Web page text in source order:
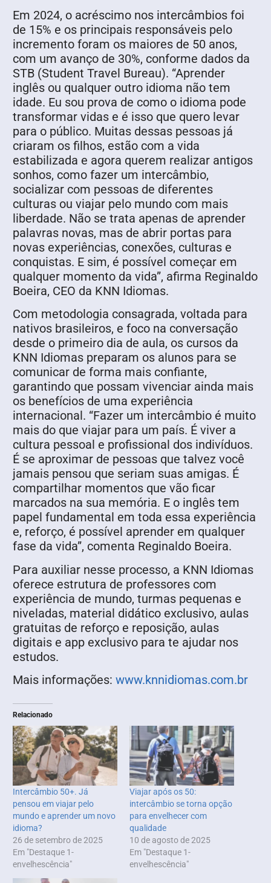
Em 2024, o acréscimo nos intercâmbios foi
de 15% e os principais responsáveis pelo
incremento foram os maiores de 50 anos,
com um avanço de 30%, conforme dados da
STB (Student Travel Bureau). “Aprender
inglês ou qualquer outro idioma não tem
idade. Eu sou prova de como o idioma pode
transformar vidas e é isso que quero levar
para o público. Muitas dessas pessoas já
criaram os filhos, estão com a vida
estabilizada e agora querem realizar antigos
sonhos, como fazer um intercâmbio,
socializar com pessoas de diferentes
culturas ou viajar pelo mundo com mais
liberdade. Não se trata apenas de aprender
palavras novas, mas de abrir portas para
novas experiências, conexões, culturas e
conquistas. E sim, é possível começar em
qualquer momento da vida”, afirma Reginaldo
Boeira, CEO da KNN Idiomas.
Com metodologia consagrada, voltada para
nativos brasileiros, e foco na conversação
desde o primeiro dia de aula, os cursos da
KNN Idiomas preparam os alunos para se
comunicar de forma mais confiante,
garantindo que possam vivenciar ainda mais
os benefícios de uma experiência
internacional. “Fazer um intercâmbio é muito
mais do que viajar para um país. É viver a
cultura pessoal e profissional dos indivíduos.
É se aproximar de pessoas que talvez você
jamais pensou que seriam suas amigas. É
compartilhar momentos que vão ficar
marcados na sua memória. E o inglês tem
papel fundamental em toda essa experiência
e, reforço, é possível aprender em qualquer
fase da vida”, comenta Reginaldo Boeira.
Para auxiliar nesse processo, a KNN Idiomas
oferece estrutura de professores com
experiência de mundo, turmas pequenas e
niveladas, material didático exclusivo, aulas
gratuitas de reforço e reposição, aulas
digitais e app exclusivo para te ajudar nos
estudos.
Mais informações: www.knnidiomas.com.br
Relacionado
Intercâmbio 50+. Já
pensou em viajar pelo
mundo e aprender um novo
idioma?
26 de setembro de 2025
Em "Destaque 1-
envelhescência"
Viajar após os 50:
intercâmbio se torna opção
para envelhecer com
qualidade
10 de agosto de 2025
Em "Destaque 1-
envelhescência"